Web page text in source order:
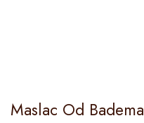
Maslac Od Badema